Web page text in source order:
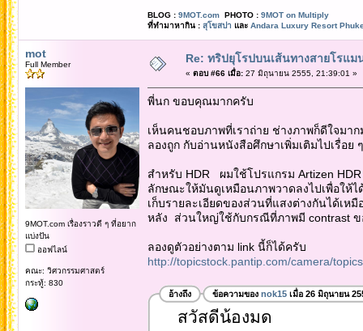
BLOG : 9MOT.comPHOTO : 9MOT on Multiply
ที่ทำมาหากิน : สุโขสปา และ Andara Luxury Resort
mot
Full Member
9MOT.com เรื่องราวดี ๆ ที่อยาก
แบ่งปัน
ออฟไลน์
คณะ: วิศวกรรมศาสตร์
กระทู้: 830
Re: ทริปยุโรปบนเส้นทางสายโรแม
« ตอบ #66 เมื่อ:27 มิถุนายน 2555, 21:39:01 »
พี่นก ขอบคุณมากครับ
เห็นคนชอบภาพที่เราถ่าย ช่างภาพก็ดีใจม
ลองถูก กับอ่านหนังสือศึกษาเพิ่มเติมไปเรื่อย
สำหรับ HDR ผมใช้โปรแกรม Artizen
ลักษณะให้มันดูเหมือนภาพวาดลงไปเพื่อให้
เก็บรายละเอียดของส่วนที่แสงต่างกันได้เ
หลัง ส่วนใหญ่ใช้กับกรณีที่ภาพมี contrast ขอ
ลองดูตัวอย่างตาม link นี้ก็ได้ครับ
http://topicstock.pantip.com/camera/
อ้างถึง ข้อความของ nok15เมื่อ 26 มิถุนายน
สวัสดีน้องมด